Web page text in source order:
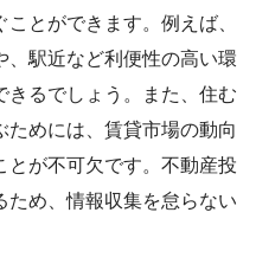
とができます。例えば、
、駅近など利便性の高い環
きるでしょう。また、住む
ためには、賃貸市場の動向
とが不可欠です。不動産投
ため、情報収集を怠らない